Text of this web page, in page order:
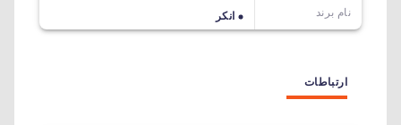
نام برند انکر
ارتباطات